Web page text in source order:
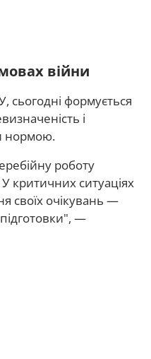
війни
сьогодні формується
і
нормою.
роботу
критичних ситуаціях
своїх очікувань —
—